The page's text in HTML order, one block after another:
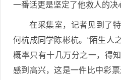
一番话更是坚定了他救人的决
在采集室，记者见到了
何杭成同学陈彬杭。“陌生人
概率只有十几万分之一，得
感到高兴，这是一件比中彩